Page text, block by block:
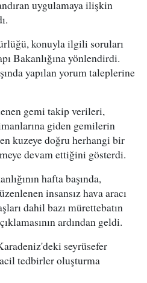
uygulamaya ilişkin
konuyla ilgili soruları
Bakanlığına yönlendirdi.
yapılan yorum taleplerine
gemi takip verileri,
giden gemilerin
kuzeye doğru herhangi bir
devam ettiğini gösterdi.
hafta başında,
insansız hava aracı
dahil bazı mürettebatın
ardından geldi.
seyrüsefer
tedbirler oluşturma